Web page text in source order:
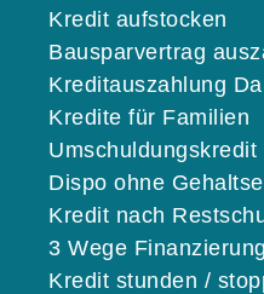
Kredit aufstocken
Bausparvertrag
Kreditauszahlung
Kredite für Familien
Umschuldungskredit
Dispo ohne
Kredit nach
3 Wege Finanzierung
Kredit stunden /